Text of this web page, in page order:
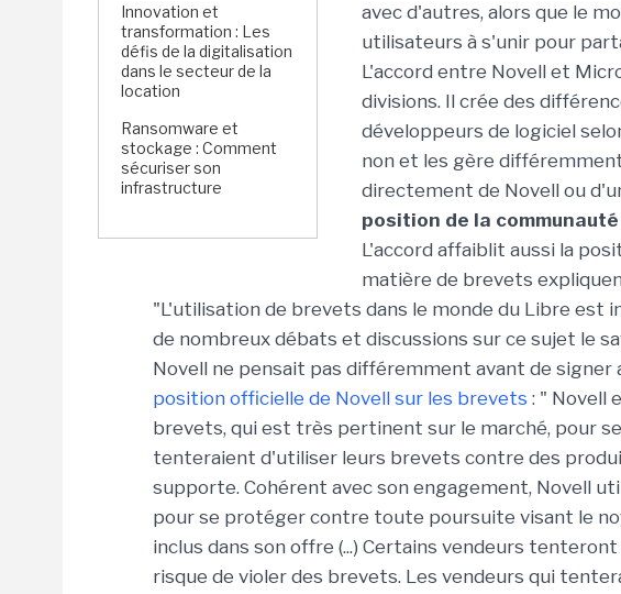
Innovation et
transformation : Les
défis de la digitalisation
dans le secteur de la
location
Ransomware et
stockage : Comment
sécuriser son
infrastructure
avec d'autres, alors que le
utilisateurs à s'unir pour
L'accord entre Novell et
divisions. Il crée des
développeurs de logiciel
non et les gère
directement de Novell ou
position de la
L'accord affaiblit aussi la
matière de brevets
"L'utilisation de brevets dans le monde du Libre est
de nombreux débats et discussions sur ce sujet le
Novell ne pensait pas différemment avant de signer
position officielle de Novell sur les brevets : " Novell
brevets, qui est très pertinent sur le marché, pour
tenteraient d'utiliser leurs brevets contre des
supporte. Cohérent avec son engagement, Novell
pour se protéger contre toute poursuite visant le
inclus dans son offre (...) Certains vendeurs
risque de violer des brevets. Les vendeurs qui